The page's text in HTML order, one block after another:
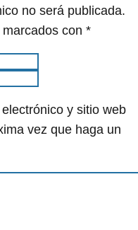
no será publicada.
con *
y sitio web
vez que haga un